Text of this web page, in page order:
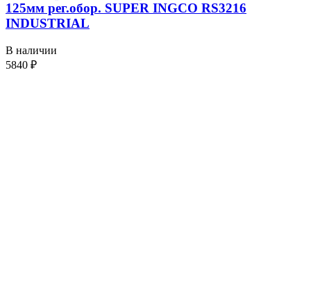
125мм рег.обор. SUPER INGCO RS3216
INDUSTRIAL
В наличии
5840 ₽